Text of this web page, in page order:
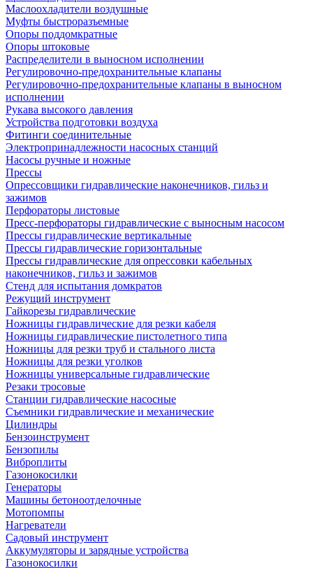
Маслоохладители воздушные
Муфты быстроразъемные
Опоры поддомкратные
Опоры штоковые
Распределители в выносном исполнении
Регулировочно-предохранительные клапаны
Регулировочно-предохранительные клапаны в выносном
исполнении
Рукава высокого давления
Устройства подготовки воздуха
Фитинги соединительные
Электропринадлежности насосных станций
Насосы ручные и ножные
Прессы
Опрессовщики гидравлические наконечников, гильз и
зажимов
Перфораторы листовые
Пресс-перфораторы гидравлические с выносным насосом
Прессы гидравлические вертикальные
Прессы гидравлические горизонтальные
Прессы гидравлические для опрессовки кабельных
наконечников, гильз и зажимов
Стенд для испытания домкратов
Режущий инструмент
Гайкорезы гидравлические
Ножницы гидравлические для резки кабеля
Ножницы гидравлические пистолетного типа
Ножницы для резки труб и стального листа
Ножницы для резки уголков
Ножницы универсальные гидравлические
Резаки тросовые
Станции гидравлические насосные
Съемники гидравлические и механические
Цилиндры
Бензоинструмент
Бензопилы
Виброплиты
Газонокосилки
Генераторы
Машины бетоноотделочные
Мотопомпы
Нагреватели
Садовый инструмент
Аккумуляторы и зарядные устройства
Газонокосилки